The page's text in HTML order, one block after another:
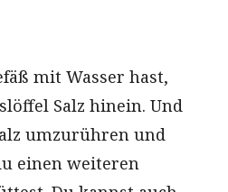
mit Wasser hast,
Salz hinein. Und
umzurühren und
einen weiteren